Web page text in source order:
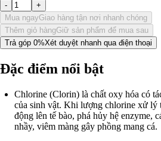
-
+
Mua ngayGiao hàng tận nơi nhanh chóng
Thêm giỏ hàngGiữ sản phẩm để mua sau
Trả góp 0%Xét duyệt nhanh qua điện thoại
Đặc điểm nổi bật
Chlorine (Clorin) là chất oxy hóa có
của sinh vật. Khi lượng chlorine xử lý
động lên tế bào, phá hủy hệ enzyme,
nhầy, viêm màng gây phồng mang cá.